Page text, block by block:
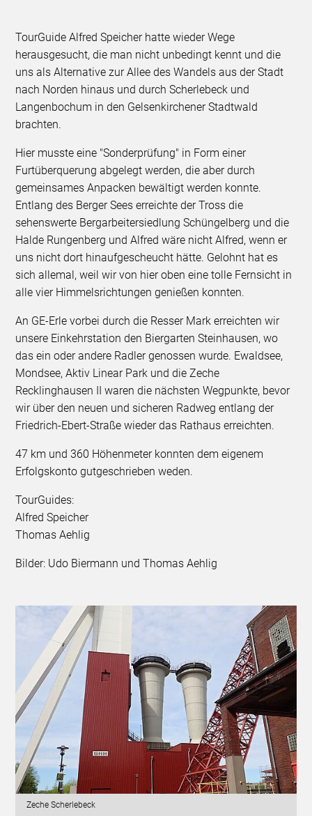
TourGuide Alfred Speicher hatte wieder Wege
herausgesucht, die man nicht unbedingt kennt und die
uns als Alternative zur Allee des Wandels aus der Stadt
nach Norden hinaus und durch Scherlebeck und
Langenbochum in den Gelsenkirchener Stadtwald
brachten.
Hier musste eine "Sonderprüfung" in Form einer
Furtüberquerung abgelegt werden, die aber durch
gemeinsames Anpacken bewältigt werden konnte.
Entlang des Berger Sees erreichte der Tross die
sehenswerte Bergarbeitersiedlung Schüngelberg und die
Halde Rungenberg und Alfred wäre nicht Alfred, wenn er
uns nicht dort hinaufgescheucht hätte. Gelohnt hat es
sich allemal, weil wir von hier oben eine tolle Fernsicht in
alle vier Himmelsrichtungen genießen konnten.
An GE-Erle vorbei durch die Resser Mark erreichten wir
unsere Einkehrstation den Biergarten Steinhausen, wo
das ein oder andere Radler genossen wurde. Ewaldsee,
Mondsee, Aktiv Linear Park und die Zeche
Recklinghausen II waren die nächsten Wegpunkte, bevor
wir über den neuen und sicheren Radweg entlang der
Friedrich-Ebert-Straße wieder das Rathaus erreichten.
47 km und 360 Höhenmeter konnten dem eigenem
Erfolgskonto gutgeschrieben weden.
TourGuides:
Alfred Speicher
Thomas Aehlig
Bilder: Udo Biermann und Thomas Aehlig
Zeche Scherlebeck